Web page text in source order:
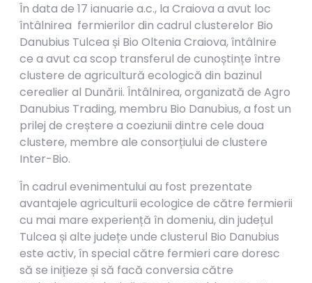
În data de 17 ianuarie a.c., la Craiova a avut loc
întâlnirea fermierilor din cadrul clusterelor Bio
Danubius Tulcea și Bio Oltenia Craiova, întâlnire
ce a avut ca scop transferul de cunoștințe între
clustere de agricultură ecologică din bazinul
cerealier al Dunării. Întâlnirea, organizată de Agro
Danubius Trading, membru Bio Danubius, a fost un
prilej de creștere a coeziunii dintre cele doua
clustere, membre ale consorțiului de clustere
Inter-Bio.
În cadrul evenimentului au fost prezentate
avantajele agriculturii ecologice de către fermierii
cu mai mare experiență în domeniu, din județul
Tulcea și alte județe unde clusterul Bio Danubius
este activ, în special către fermieri care doresc
să se inițieze și să facă conversia către